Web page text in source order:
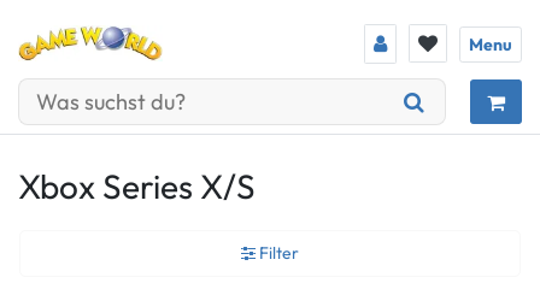
Menu
Xbox Series X/S
Filter